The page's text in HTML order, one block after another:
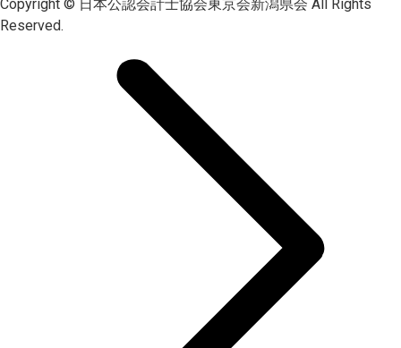
Copyright © 日本公認会計士協会東京会新潟県会 All Rights
Reserved.